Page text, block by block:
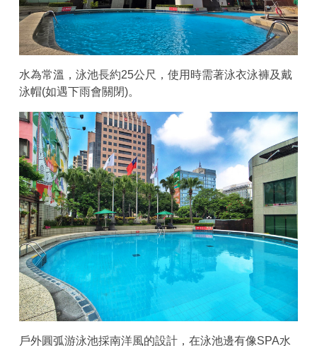
水為常溫，泳池長約25公尺，使用時需著泳衣泳褲及戴
泳帽(如遇下雨會關閉)。
戶外圓弧游泳池採南洋風的設計，在泳池邊有像SPA水